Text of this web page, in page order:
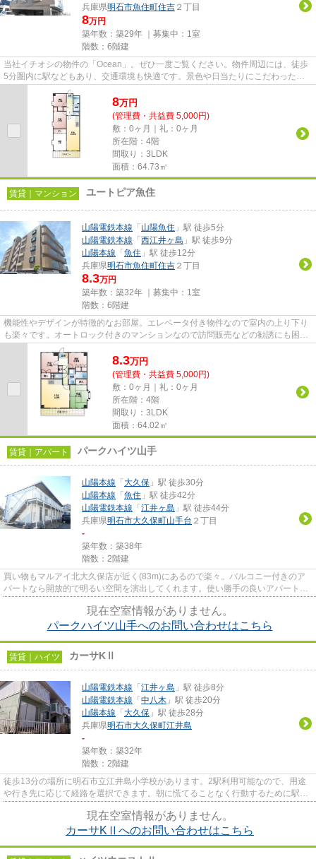
兵庫県明石市魚住町住吉 ２丁目
8万円
築年数：築29年 ｜募集中： 1室
階数：6階建
当社イチオシの物件の「Ocean」。ぜひ一度ご覧ください。物件周辺には、徒歩
5分圏内に駅などもあり、交通環境も快適です。景色や日当たりにこだわったお
部屋探しをしている方にオスス...
8万円
(管理費・共益費 5,000円)
敷：0ヶ月｜礼：0ヶ月
所在階：4階
間取り：3LDK
面積：64.73㎡
賃貸｜マンション ユートピア魚住
山陽電鉄本線 「 山陽魚住 」駅 徒歩5分
山陽電鉄本線 「 西江井ヶ島 」駅 徒歩9分
山陽本線 「 魚住 」駅 徒歩12分
兵庫県明石市魚住町住吉 ２丁目
8.3万円
築年数：築32年 ｜募集中： 1室
階数：6階建
機能性やデザインが特徴的なお部屋。エレベータ付き物件なので室内の上り下り
も楽々です。オートロック付きのマンションなので訪問販売などの勧誘にも困り
ません。2つの路線が利用可能...
8.3万円
(管理費・共益費 5,000円)
敷：0ヶ月｜礼：0ヶ月
所在階：4階
間取り：3LDK
面積：64.02㎡
賃貸｜アパート パークハイツ山手
山陽本線 「 大久保 」駅 徒歩30分
山陽本線 「 魚住 」駅 徒歩42分
山陽電鉄本線 「 江井ヶ島 」駅 徒歩44分
兵庫県明石市大久保町山手台 ２丁目
-
築年数：築38年
階数：2階建
買い物もマルアイ北大久保店が近く(83m)にあるので楽々。バルコニー付きのア
パートなら開放的で明るい空間を演出してくれます。使い勝手の良いアパートで
現在空室情報がありません。
パークハイツ山手へのお問い合わせはこちら
賃貸｜ハイツ カーサKⅡ
山陽電鉄本線 「 江井ヶ島 」駅 徒歩8分
山陽電鉄本線 「 中八木 」駅 徒歩20分
山陽本線 「 大久保 」駅 徒歩28分
兵庫県明石市大久保町江井島
-
築年数：築32年
階数：2階建
徒歩13分の場所に明石市立江井島小学校があります。2駅利用可能なので、用途
や行き先に応じて経路を選択できます。朝に慌てることなく行動するために駅か
現在空室情報がありません。
カーサKⅡへのお問い合わせはこちら